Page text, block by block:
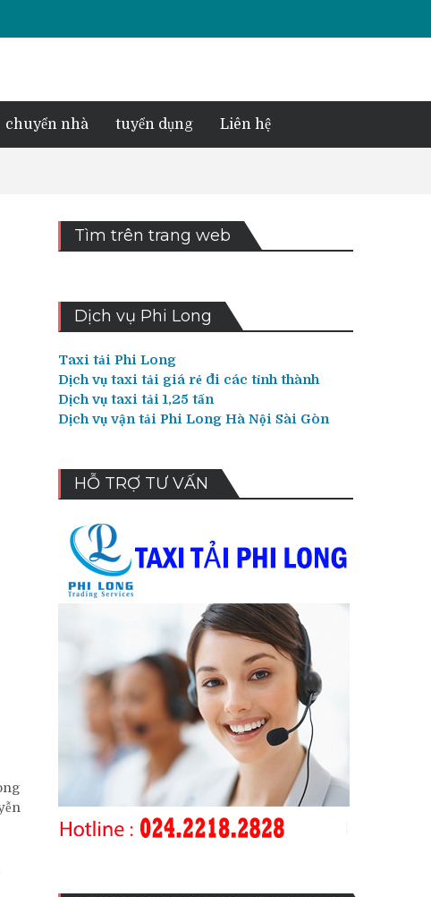
chuyển nhà tuyển dụng Liên hệ
Tìm trên trang web
Dịch vụ Phi Long
Taxi tải Phi Long
Dịch vụ taxi tải giá rẻ đi các tỉnh thành
Dịch vụ taxi tải 1,25 tấn
Dịch vụ vận tải Phi Long Hà Nội Sài Gòn
HỖ TRỢ TƯ VẤN